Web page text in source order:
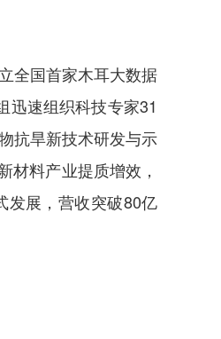
全国首家木耳大数据
迅速组织科技专家31
抗旱新技术研发与示
材料产业提质增效，
发展，营收突破80亿